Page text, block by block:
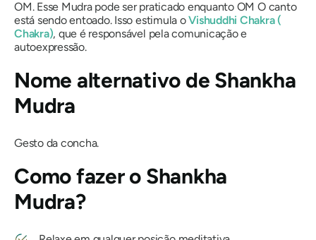
OM. Esse Mudrapode ser praticado enquanto OM O canto
está sendo entoado. Isso estimula oVishuddhi Chakra(
Chakra), que é responsável pela comunicação e
autoexpressão.
Nome alternativo de Shankha
Mudra
Gesto da concha.
Como fazero Shankha
Mudra?